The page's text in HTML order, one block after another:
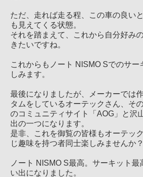
ただ、走れば走る程、この車の良い
も見えてくる状態。
それを踏まえて、これから自分好み
きたいですね。
これからもノート NISMO Sでのサー
しみます。
最後になりましたが、メーカーでは
タムをしているオーテックさん、そ
のコミュニティサイト「AOG」と沢
出の一つになります。
是非、これを御覧の皆様もオーテッ
じ趣味を持つ者同士楽しみませんか？
ノート NISMO S最高。サーキット最
い出になりました。